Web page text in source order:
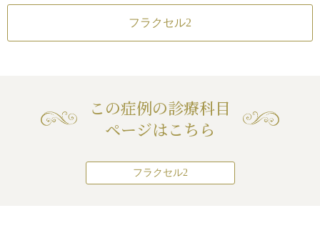
フラクセル2
この症例の診療科目
ページはこちら
フラクセル2